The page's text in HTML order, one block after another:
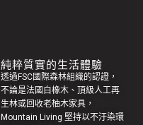
純粹質實的生活體驗
透過FSC國際森林組織的認證，
不論是法國白橡木、頂級人工再
生林或回收老柚木家具 ，
Mountain Living 堅持以不汙染環